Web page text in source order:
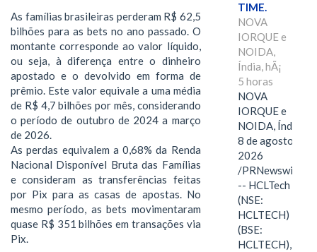
As famílias brasileiras perderam R$ 62,5
bilhões para as bets no ano passado. O
montante corresponde ao valor líquido,
ou seja, à diferença entre o dinheiro
apostado e o devolvido em forma de
prêmio. Este valor equivale a uma média
de R$ 4,7 bilhões por mês, considerando
o período de outubro de 2024 a março
de 2026.
As perdas equivalem a 0,68% da Renda
Nacional Disponível Bruta das Famílias
e consideram as transferências feitas
por Pix para as casas de apostas. No
mesmo período, as bets movimentaram
quase R$ 351 bilhões em transações via
Pix.
TIME.
NOVA
IORQUE e
NOIDA,
Índia, hÃ¡
5 horas
NOVA
IORQUE e
NOIDA, Índia,
8 de agosto de
2026
/PRNewswire/
-- HCLTech
(NSE:
HCLTECH)
(BSE:
HCLTECH),